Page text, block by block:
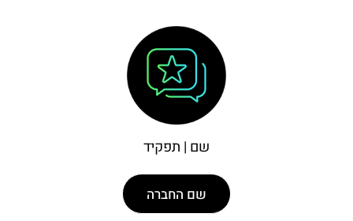
שם | תפקיד
שם החברה